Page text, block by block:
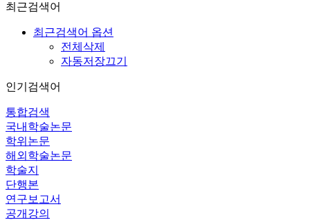
최근검색어
최근검색어 옵션
전체삭제
자동저장끄기
인기검색어
통합검색
국내학술논문
학위논문
해외학술논문
학술지
단행본
연구보고서
공개강의